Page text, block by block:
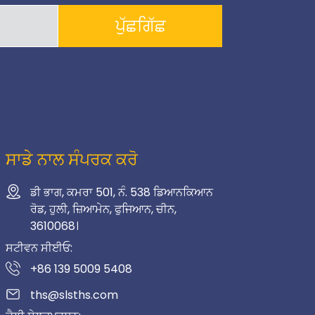
ਪੁੱਛਗਿੱਛ
ਸਾਡੇ ਨਾਲ ਸੰਪਰਕ ਕਰੋ
ਡੀ ਭਾਗ, ਕਮਰਾ 501, ਨੰ. 538 ਡਿਆਨਕਿਆਨ
ਰੋਡ, ਹੁਲੀ, ਜ਼ਿਆਮੇਨ, ਫੁਜਿਆਨ, ਚੀਨ,
3610068।
ਸਟੀਵਨ ਸੀਈਓ:
+86 139 5009 5408
ths@slsths.com